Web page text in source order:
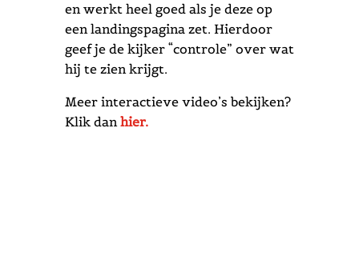
en werkt heel goed als je deze op
een landingspagina zet. Hierdoor
geef je de kijker “controle” over wat
hij te zien krijgt.
Meer interactieve video’s bekijken?
Klik danhier.